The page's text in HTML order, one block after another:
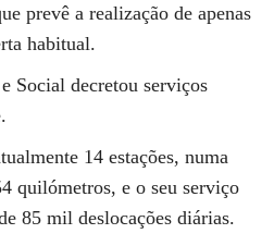
prevê a realização de apenas
habitual.
Social decretou serviços
14 estações, numa
quilómetros, e o seu serviço
85 mil deslocações diárias.